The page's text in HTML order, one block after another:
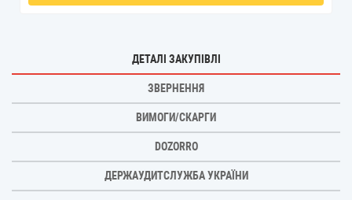
ДЕТАЛІ ЗАКУПІВЛІ
ЗВЕРНЕННЯ
ВИМОГИ/СКАРГИ
DOZORRO
ДЕРЖАУДИТСЛУЖБА УКРАЇНИ